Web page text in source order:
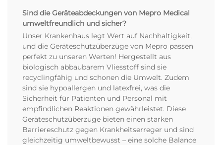
Sind die Geräteabdeckungen von Mepro Medical
umweltfreundlich und sicher?
Unser Krankenhaus legt Wert auf Nachhaltigkeit,
und die Geräteschutzüberzüge von Mepro passen
perfekt zu unseren Werten! Hergestellt aus
biologisch abbaubarem Vliesstoff sind sie
recyclingfähig und schonen die Umwelt. Zudem
sind sie hypoallergen und latexfrei, was die
Sicherheit für Patienten und Personal mit
empfindlichen Reaktionen gewährleistet. Diese
Geräteschutzüberzüge bieten einen starken
Barriereschutz gegen Krankheitserreger und sind
gleichzeitig umweltbewusst – eine solche Balance